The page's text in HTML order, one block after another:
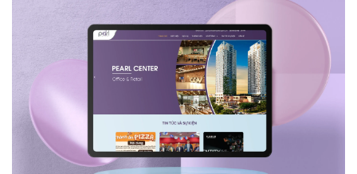
Quy Trình
Blog